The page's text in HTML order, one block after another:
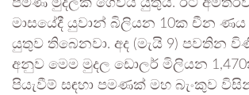
පමණ මුදලක් ගෙවිය යුතුයි. ඊට අමතරව
මාසයේදී යුවාන් බිලියන 10ක චීන ණය
යුතුව තිබෙනවා. අද (මැයි 9) පවතින
අනුව මෙම මුදල ඩොලර් මිලියන
පියැවීම් සඳහා පමණක් මහ බැංකුව